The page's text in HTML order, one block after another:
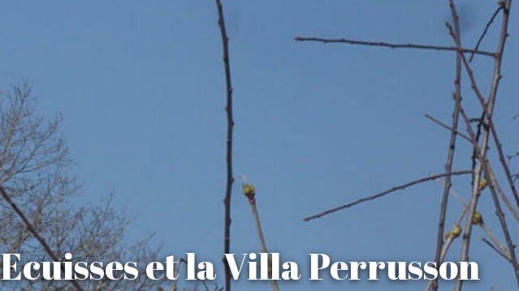
Ecuisses et la Villa Perrusson